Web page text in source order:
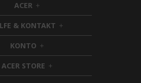
ACER h
i
d
d
e
n
& KONTAKT h
i
d
n
KONTO h
i
d
d
ACER STORE h
i